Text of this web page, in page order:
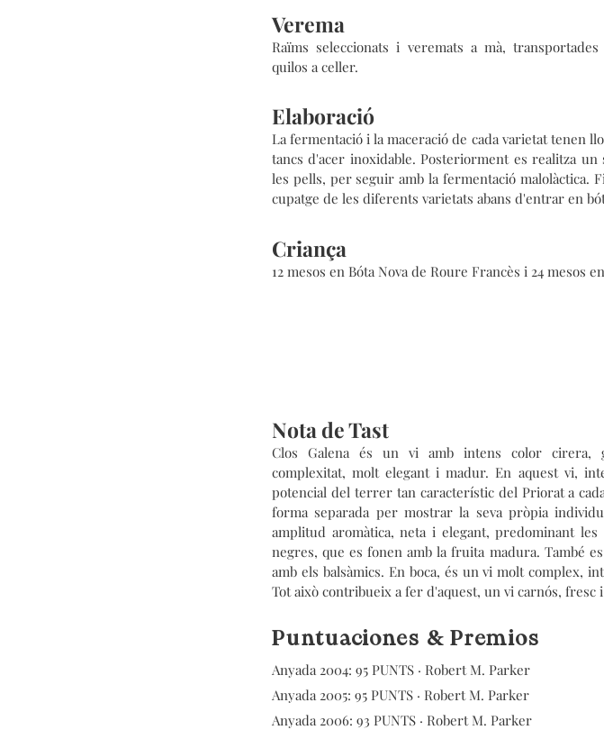
Verema
Raïms seleccionats i veremats a mà,
quilos a celler.
Elaboració
La fermentació i la maceració de cada varietat tenen
tancs d'acer inoxidable. Posteriorment es realitza un
les pells, per seguir amb la fermentació malolàctica.
cupatge de les diferents varietats abans d'entrar en
Criança
12 mesos en Bóta Nova de Roure Francès i 24 mesos
Nota de Tast
Clos Galena és un vi amb intens color cirera,
complexitat, molt elegant i madur. En aquest vi,
potencial del terrer tan característic del Priorat a
forma separada per mostrar la seva pròpia
amplitud aromàtica, neta i elegant, predominant les
negres, que es fonen amb la fruita madura. També
amb els balsàmics. En boca, és un vi molt complex,
Tot això contribueix a fer d'aquest, un vi carnós, fresc
Puntuaciones & Premios
Anyada 2004: 95 PUNTS · Robert M. Parker
Anyada 2005: 95 PUNTS · Robert M. Parker
Anyada 2006: 93 PUNTS · Robert M. Parker